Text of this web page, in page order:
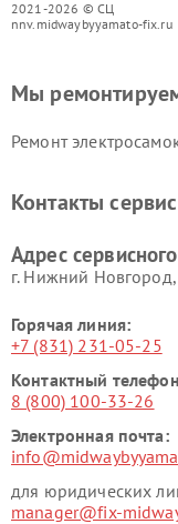
2021-2026 © СЦ
nnv.midwaybyyamato-fix.ru
Мы
Ремонт
Контакты
Адрес
г. Нижний
Горячая линия:
+7 (831) 231-05-25
Контактный
8 (800) 100-33-26
Электронная почта:
для юридических
manager@fix-